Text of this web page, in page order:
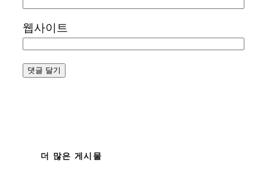
웹사이트
더 많은 게시물